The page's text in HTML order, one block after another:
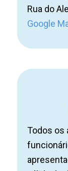
Rua do
Google
Todos os